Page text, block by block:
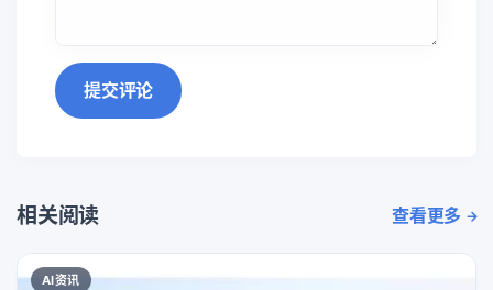
提交评论
相关阅读 查看更多
AI资讯